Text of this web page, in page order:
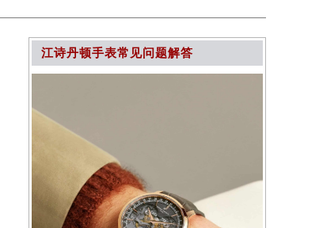
江诗丹顿手表常见问题解答